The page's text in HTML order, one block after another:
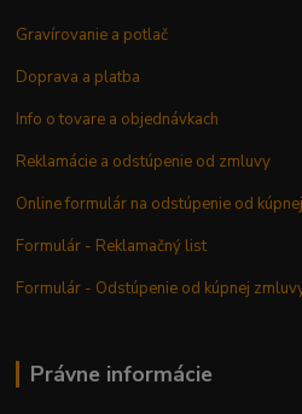
Gravírovanie a potlač
Doprava a platba
Info o tovare a objednávkach
Reklamácie a odstúpenie od zmluvy
Online formulár na odstúpenie od
Formulár - Reklamačný list
Formulár - Odstúpenie od kúpnej
Právne informácie